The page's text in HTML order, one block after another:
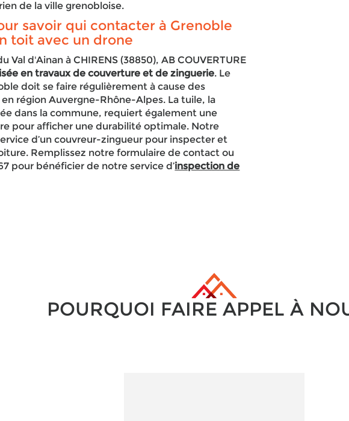
de la ville grenobloise.
savoir qui contacter à Grenoble
toit avec un drone
Val d'Ainan à CHIRENS (38850), AB COUVERTURE
en travaux de couverture et de zinguerie. Le
doit se faire régulièrement à cause des
région Auvergne-Rhône-Alpes. La tuile, la
dans la commune, requiert également une
pour afficher une durabilité optimale. Notre
d’un couvreur-zingueur pour inspecter et
Remplissez notre formulaire de contact ou
pour bénéficier de notre service d’inspection de
POURQUOI FAIRE APPEL À